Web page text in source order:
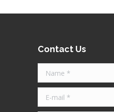
Contact Us
Name *
E-mail *